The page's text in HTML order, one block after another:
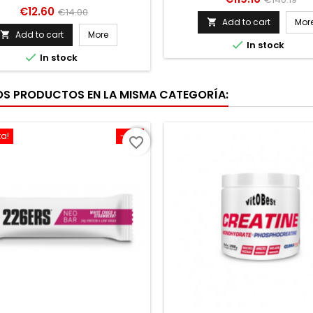
AL MANTENI
Price
€12.60 Regular
price
€14.00
 Add to cart More
 In stock
price
 Add to cart
 In stock
PRODUCTOS EN LA MISMA CATEGORÍA:
-10%
favorite_border